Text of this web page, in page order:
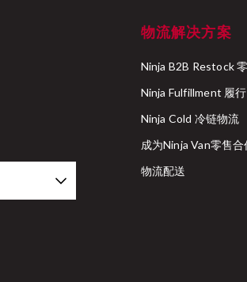
物流解决方案
Ninja B2B Restock
Ninja Fulfillment 履
Ninja Cold 冷链物流
成为Ninja Van零售
物流配送